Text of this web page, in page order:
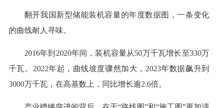
翻开我国新型储能装机容量的年度数据图，一条变化
的曲线耐人寻味。
2016年到2020年间，装机容量从50万千瓦增长至330万
千瓦。2022年起，曲线坡度骤然加大，2023年数据飙升到
3000万千瓦，在高基数上，同比增长逾2.6倍。